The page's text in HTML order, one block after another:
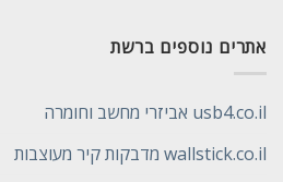
אתרים נוספים ברשת
usb4.co.il אביזרי מחשב וחומרה
wallstick.co.il מדבקות קיר מעוצבות